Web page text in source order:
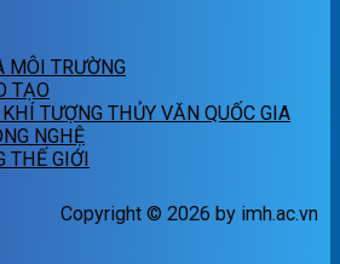
MÔI TRƯỜNG
TẠO
TƯỢNG THỦY VĂN QUỐC GIA
NGHỆ
THẾ GIỚI
Copyright © 2026 by imh.ac.vn